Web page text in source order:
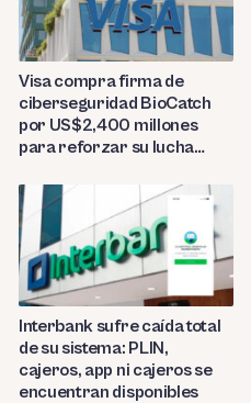
Visa compra firma de
ciberseguridad BioCatch
por US$2,400 millones
para reforzar su lucha
Interbank sufre caída total
de su sistema: PLIN,
cajeros, app ni cajeros se
encuentran disponibles